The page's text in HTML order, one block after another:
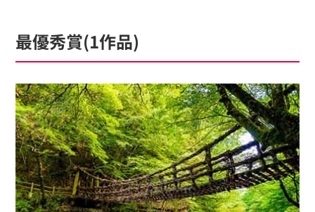
最優秀賞(1作品)